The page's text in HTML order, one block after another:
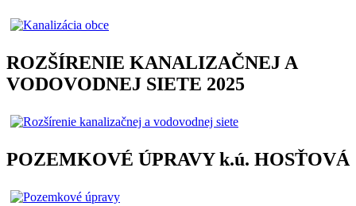
ROZŠÍRENIE KANALIZAČNEJ A
VODOVODNEJ SIETE 2025
POZEMKOVÉ ÚPRAVY k.ú. HOSŤOVÁ